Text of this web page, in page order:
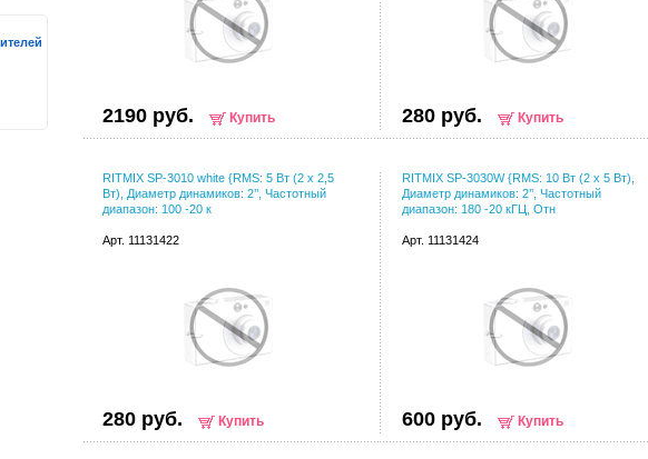
2190 руб. Купить 280 руб. Купить
RITMIX SP-3010 white {RMS: 5 Вт (2 х 2,5
Вт), Диаметр динамиков: 2’’, Частотный
диапазон: 100 -20 к
Арт. 11131422
280 руб. Купить
RITMIX SP-3030W {RMS: 10 Вт (2 х 5 Вт),
Диаметр динамиков: 2’’, Частотный
диапазон: 180 -20 кГЦ, Отн
Арт. 11131424
600 руб. Купить